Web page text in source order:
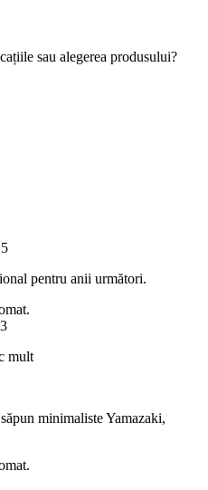
sau alegerea produsului?
pentru anii următori.
mult
minimaliste Yamazaki,